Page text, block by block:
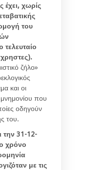
χωρίς
του
ζήλο»
και οι
που
οδηγούν
του.
την 31-12-
χρόνο
με τις